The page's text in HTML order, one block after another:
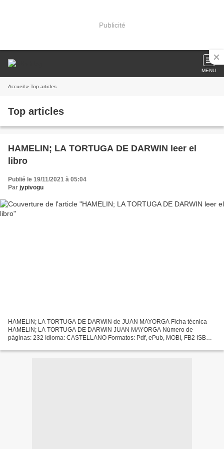
Publicité
MENU
Accueil » Top articles
Top articles
HAMELIN; LA TORTUGA DE DARWIN leer el
libro
Publié le 19/11/2021 à 05:04
Par jypivogu
HAMELIN; LA TORTUGA DE DARWIN de JUAN MAYORGA Ficha técnica
HAMELIN; LA TORTUGA DE DARWIN JUAN MAYORGA Número de
páginas: 232 Idioma: CASTELLANO Formatos: Pdf, ePub, MOBI, FB2 ISBN:
eBook...